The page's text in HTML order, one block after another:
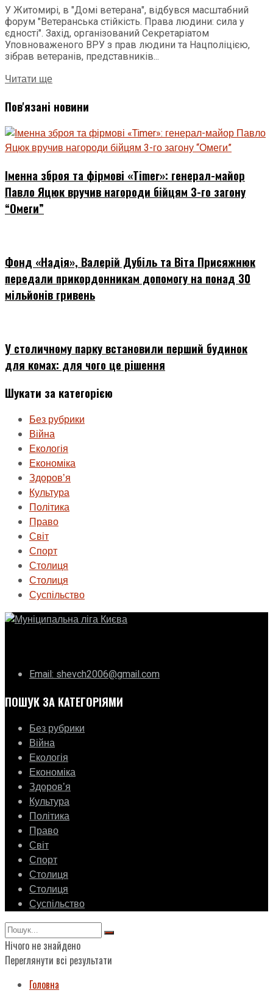
У Житомирі, в "Домі ветерана", відбувся масштабний
форум "Ветеранська стійкість. Права людини: сила у
єдності". Захід, організований Секретаріатом
Уповноваженого ВРУ з прав людини та Нацполіцією,
зібрав ветеранів, представників...
Читати ще
Пов'язані новини
Іменна зброя та фірмові «Timer»: генерал-майор
Павло Яцюк вручив нагороди бійцям 3-го загону
“Омеги”
Фонд «Надія», Валерій Дубіль та Віта Присяжнюк
передали прикордонникам допомогу на понад 30
мільйонів гривень
У столичному парку встановили перший будинок
для комах: для чого це рішення
Шукати за категорією
Без рубрики
Війна
Екологія
Економіка
Здоровʼя
Культура
Політика
Право
Світ
Спорт
Столиця
Столиця
Суспільство
Email: shevch2006@gmail.com
ПОШУК ЗА КАТЕГОРІЯМИ
Без рубрики
Війна
Екологія
Економіка
Здоровʼя
Культура
Політика
Право
Світ
Спорт
Столиця
Столиця
Суспільство
Нічого не знайдено
Переглянути всі результати
Головна